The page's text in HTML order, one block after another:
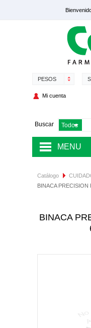
PESOS
Mi cuenta
Buscar
MENU
SALUD Y
CUIDADO
Catálogo
BINACA PRECISION
BINACA